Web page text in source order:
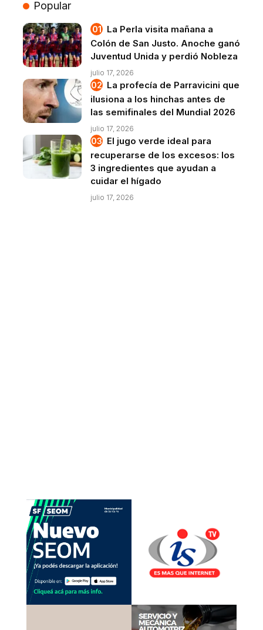
Popular
La Perla visita mañana a
Colón de San Justo. Anoche ganó
Juventud Unida y perdió Nobleza
julio 17, 2026
La profecía de Parravicini que
ilusiona a los hinchas antes de
las semifinales del Mundial 2026
julio 17, 2026
El jugo verde ideal para
recuperarse de los excesos: los
3 ingredientes que ayudan a
cuidar el hígado
julio 17, 2026